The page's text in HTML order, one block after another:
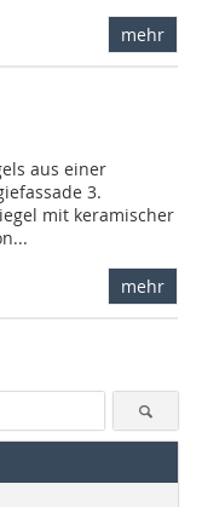
mehr
aus einer
3.
mit keramischer
mehr